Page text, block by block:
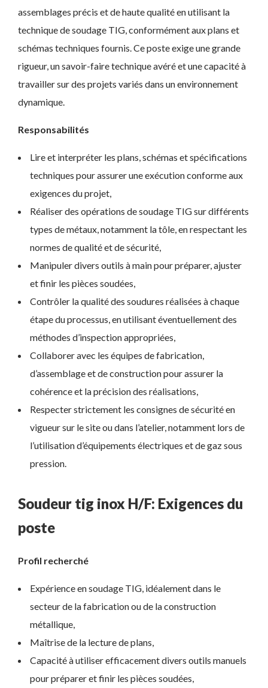
assemblages précis et de haute qualité en utilisant la
technique de soudage TIG, conformément aux plans et
schémas techniques fournis. Ce poste exige une grande
rigueur, un savoir-faire technique avéré et une capacité à
travailler sur des projets variés dans un environnement
dynamique.
Responsabilités
Lire et interpréter les plans, schémas et spécifications
techniques pour assurer une exécution conforme aux
exigences du projet,
Réaliser des opérations de soudage TIG sur différents
types de métaux, notamment la tôle, en respectant les
normes de qualité et de sécurité,
Manipuler divers outils à main pour préparer, ajuster
et finir les pièces soudées,
Contrôler la qualité des soudures réalisées à chaque
étape du processus, en utilisant éventuellement des
méthodes d’inspection appropriées,
Collaborer avec les équipes de fabrication,
d’assemblage et de construction pour assurer la
cohérence et la précision des réalisations,
Respecter strictement les consignes de sécurité en
vigueur sur le site ou dans l’atelier, notamment lors de
l’utilisation d’équipements électriques et de gaz sous
pression.
Soudeur tig inox H/F: Exigences du
poste
Profil recherché
Expérience en soudage TIG, idéalement dans le
secteur de la fabrication ou de la construction
métallique,
Maîtrise de la lecture de plans,
Capacité à utiliser efficacement divers outils manuels
pour préparer et finir les pièces soudées,